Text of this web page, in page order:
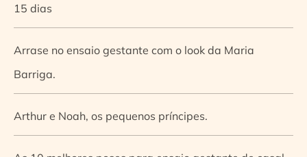
15 dias
Arrase no ensaio gestante com o look da Maria
Barriga.
Arthur e Noah, os pequenos príncipes.